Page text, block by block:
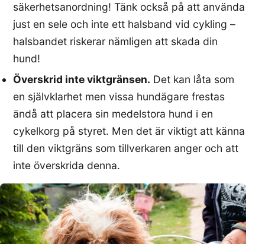
säkerhetsanordning! Tänk också på att använda
just en sele och inte ett halsband vid cykling –
halsbandet riskerar nämligen att skada din
hund!
Överskrid inte viktgränsen. Det kan låta som
en självklarhet men vissa hundägare frestas
ändå att placera sin medelstora hund i en
cykelkorg på styret. Men det är viktigt att känna
till den viktgräns som tillverkaren anger och att
inte överskrida denna.